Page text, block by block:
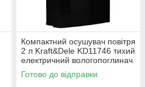
Компактний осушувач повітря
2 л Kraft&Dele KD11746 тихий
електричний вологопоглинач
Готово до відправки